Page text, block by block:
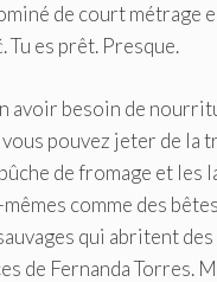
de court métrage
Tu es prêt. Presque.
avoir besoin de
pouvez jeter de la
de fromage et les
comme des
qui abritent
de Fernanda Torres.